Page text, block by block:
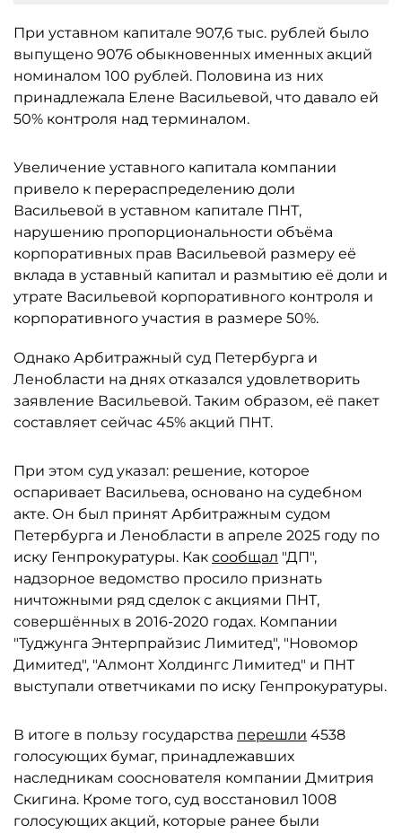
При уставном капитале 907,6 тыс. рублей было
выпущено 9076 обыкновенных именных акций
номиналом 100 рублей. Половина из них
принадлежала Елене Васильевой, что давало ей
50% контроля над терминалом.
Увеличение уставного капитала компании
привело к перераспределению доли
Васильевой в уставном капитале ПНТ,
нарушению пропорциональности объёма
корпоративных прав Васильевой размеру её
вклада в уставный капитал и размытию её доли и
утрате Васильевой корпоративного контроля и
корпоративного участия в размере 50%.
Однако Арбитражный суд Петербурга и
Ленобласти на днях отказался удовлетворить
заявление Васильевой. Таким образом, её пакет
составляет сейчас 45% акций ПНТ.
При этом суд указал: решение, которое
оспаривает Васильева, основано на судебном
акте. Он был принят Арбитражным судом
Петербурга и Ленобласти в апреле 2025 году по
иску Генпрокуратуры. Как сообщал "ДП",
надзорное ведомство просило признать
ничтожными ряд сделок с акциями ПНТ,
совершённых в 2016-2020 годах. Компании
"Туджунга Энтерпрайзис Лимитед", "Новомор
Димитед", "Алмонт Холдингс Лимитед" и ПНТ
выступали ответчиками по иску Генпрокуратуры.
В итоге в пользу государства перешли 4538
голосующих бумаг, принадлежавших
наследникам сооснователя компании Дмитрия
Скигина. Кроме того, суд восстановил 1008
голосующих акций, которые ранее были